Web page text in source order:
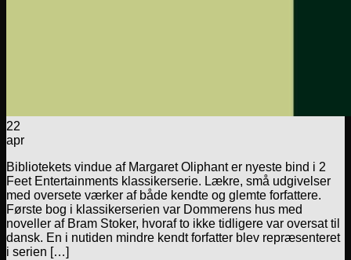
22
apr
Bibliotekets vindue af Margaret Oliphant er nyeste bind i 2
Feet Entertainments klassikerserie. Lækre, små udgivelser
med oversete værker af både kendte og glemte forfattere.
Første bog i klassikerserien var Dommerens hus med
noveller af Bram Stoker, hvoraf to ikke tidligere var oversat til
dansk. En i nutiden mindre kendt forfatter blev repræsenteret
i serien […]